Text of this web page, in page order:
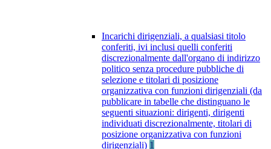
Incarichi dirigenziali, a qualsiasi titolo
conferiti, ivi inclusi quelli conferiti
discrezionalmente dall'organo di indirizzo
politico senza procedure pubbliche di
selezione e titolari di posizione
organizzativa con funzioni dirigenziali (da
pubblicare in tabelle che distinguano le
seguenti situazioni: dirigenti, dirigenti
individuati discrezionalmente, titolari di
posizione organizzativa con funzioni
dirigenziali) 1